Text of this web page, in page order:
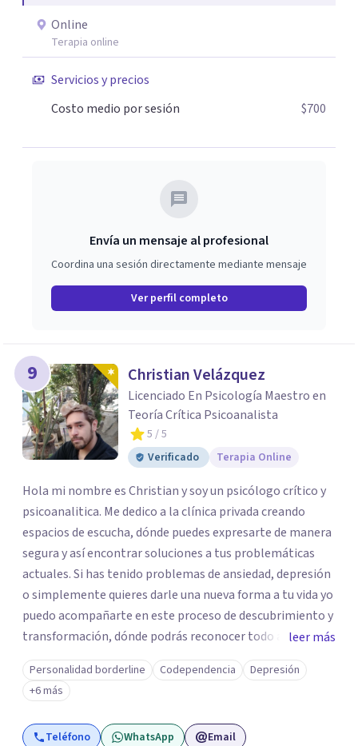
Online
Terapia online
Servicios y precios
Costo medio por sesión
$700
Envía un mensaje al profesional
Coordina una sesión directamente mediante mensaje
Ver perfil completo
9 Christian Velázquez
Licenciado En Psicología Maestro en
Teoría Crítica Psicoanalista
5 / 5
Verificado
Terapia Online
Hola mi nombre es Christian y soy un psicólogo crítico y
psicoanalitica. Me dedico a la clínica privada creando
espacios de escucha, dónde puedes expresarte de manera
segura y así encontrar soluciones a tus problemáticas
actuales. Si has tenido problemas de ansiedad, depresión
o simplemente quieres darle una nueva forma a tu vida yo
puedo acompañarte en este proceso de descubrimiento y
transformación, dónde podrás reconocer todo aquello
que te ha aqueja. Así que si buscas un espacio de compañía
seguro respetuoso y fraternal yo puedo acompañarte.
leer más
Personalidad borderline Codependencia
Depresión
+6 más
Teléfono WhatsApp Email